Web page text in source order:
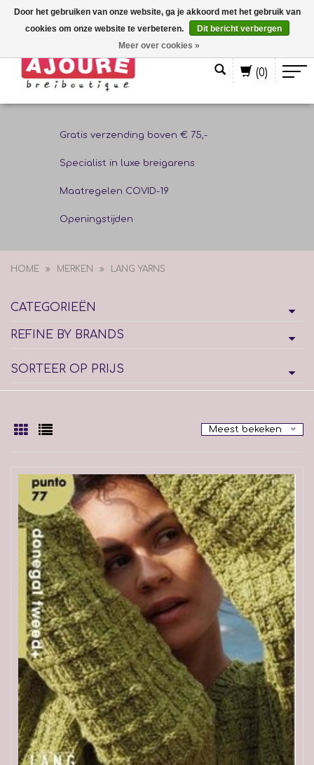
(0)
Gratis verzending boven € 75,-
Specialist in luxe breigarens
Maatregelen COVID-19
Openingstijden
HOME MERKEN LANG YARNS
CATEGORIEËN
REFINE BY BRANDS
SORTEER OP PRIJS
Meest bekeken
Door het gebruiken van onze website, ga je akkoord met het gebruik van
cookies om onze website te verbeteren.
Dit bericht verbergen
Meer over cookies »